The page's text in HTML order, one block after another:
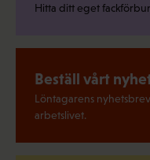
Hitta ditt eget
Beställ vårt
Löntagarens
arbetslivet.